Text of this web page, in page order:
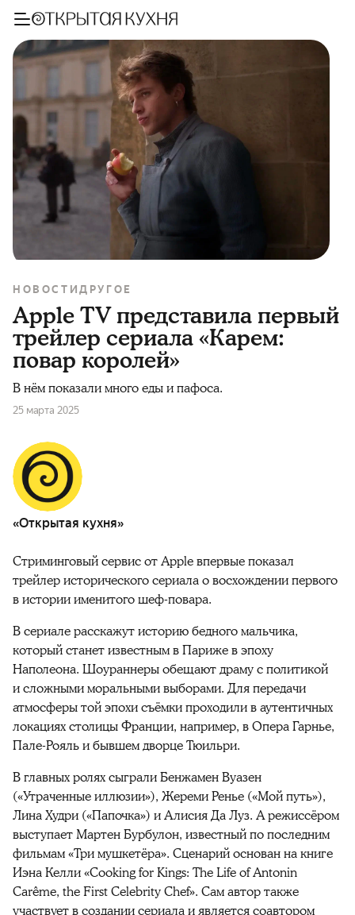
НОВОСТИДРУГОЕ
Apple TV представила первый
трейлер сериала «Карем:
повар королей»
В нём показали много еды и пафоса.
25 марта 2025
«Открытая кухня»
Стриминговый сервис от Apple впервые показал
трейлер исторического сериала о восхождении первого
в истории именитого шеф-повара.
В сериале расскажут историю бедного мальчика,
который станет известным в Париже в эпоху
Наполеона. Шоураннеры обещают драму с политикой
и сложными моральными выборами. Для передачи
атмосферы той эпохи съёмки проходили в аутентичных
локациях столицы Франции, например, в Опера Гарнье,
Пале-Рояль и бывшем дворце Тюильри.
В главных ролях сыграли Бенжамен Вуазен
(«Утраченные иллюзии»), Жереми Ренье («Мой путь»),
Лина Худри («Папочка») и Алисия Да Луз. А режиссёром
выступает Мартен Бурбулон, известный по последним
фильмам «Три мушкетёра». Сценарий основан на книге
Иэна Келли «Cooking for Kings: The Life of Antonin
Carême, the First Celebrity Chef». Сам автор также